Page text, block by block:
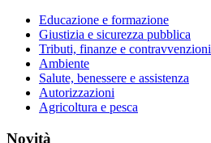
Educazione e formazione
Giustizia e sicurezza pubblica
Tributi, finanze e contravvenzioni
Ambiente
Salute, benessere e assistenza
Autorizzazioni
Agricoltura e pesca
Novità